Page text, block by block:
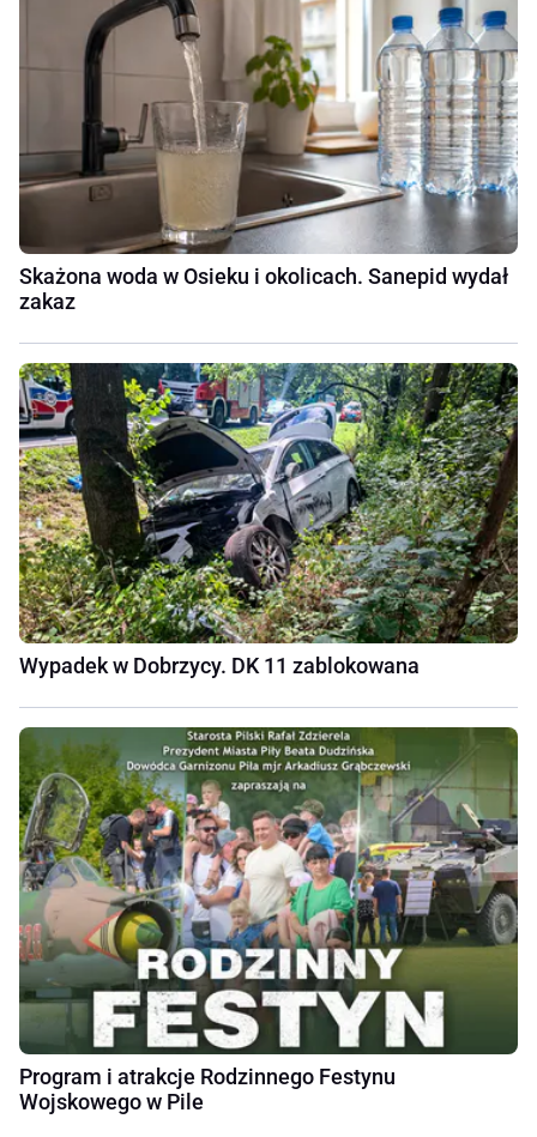
Skażona woda w Osieku i okolicach. Sanepid wydał
zakaz
Wypadek w Dobrzycy. DK 11 zablokowana
Program i atrakcje Rodzinnego Festynu
Wojskowego w Pile